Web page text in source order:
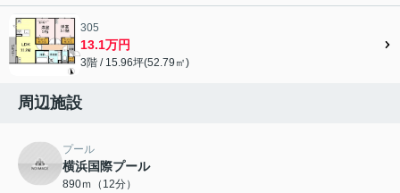
305
13.1万円
3階 / 15.96坪(52.79㎡)
周辺施設
プール
横浜国際プール
890ｍ（12分）